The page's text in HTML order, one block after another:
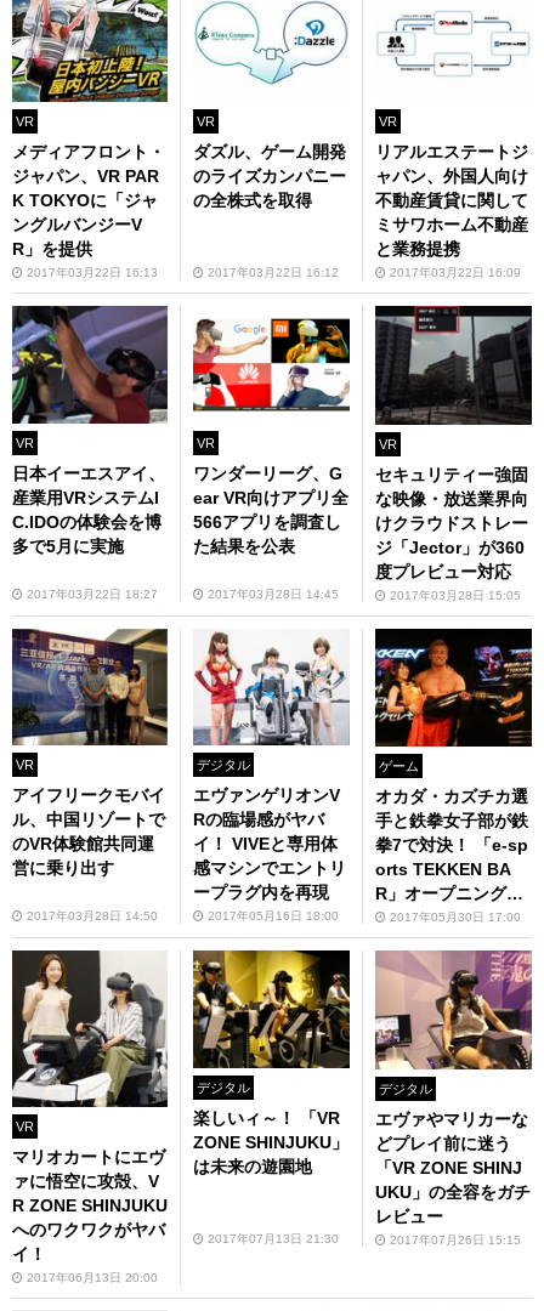
VR
メディアフロント・
ジャパン、VR PAR
K TOKYOに「ジャ
ングルバンジーV
R」を提供
2017年03月22日 16:13
VR
ダズル、ゲーム開発
のライズカンパニー
の全株式を取得
2017年03月22日 16:12
VR
リアルエステートジ
ャパン、外国人向け
不動産賃貸に関して
ミサワホーム不動産
と業務提携
2017年03月22日 16:09
VR
日本イーエスアイ、
産業用VRシステムI
C.IDOの体験会を博
多で5月に実施
2017年03月22日 18:27
VR
ワンダーリーグ、G
ear VR向けアプリ全
566アプリを調査し
た結果を公表
2017年03月28日 14:45
VR
セキュリティー強固
な映像・放送業界向
けクラウドストレー
ジ「Jector」が360
度プレビュー対応
2017年03月28日 15:05
VR
アイフリークモバイ
ル、中国リゾートで
のVR体験館共同運
営に乗り出す
2017年03月28日 14:50
デジタル
エヴァンゲリオンV
Rの臨場感がヤバ
イ！ VIVEと専用体
感マシンでエントリ
ープラグ内を再現
2017年05月16日 18:00
ゲーム
オカダ・カズチカ選
手と鉄拳女子部が鉄
拳7で対決！ 「e-sp
orts TEKKEN BA
R」オープニングイ
ベント開催
2017年05月30日 17:00
VR
マリオカートにエヴ
ァに悟空に攻殻、V
R ZONE SHINJUKU
へのワクワクがヤバ
イ！
2017年06月13日 20:00
デジタル
楽しいィ～！ 「VR
ZONE SHINJUKU」
は未来の遊園地
2017年07月13日 21:30
デジタル
エヴァやマリカーな
どプレイ前に迷う
「VR ZONE SHINJ
UKU」の全容をガチ
レビュー
2017年07月26日 15:15